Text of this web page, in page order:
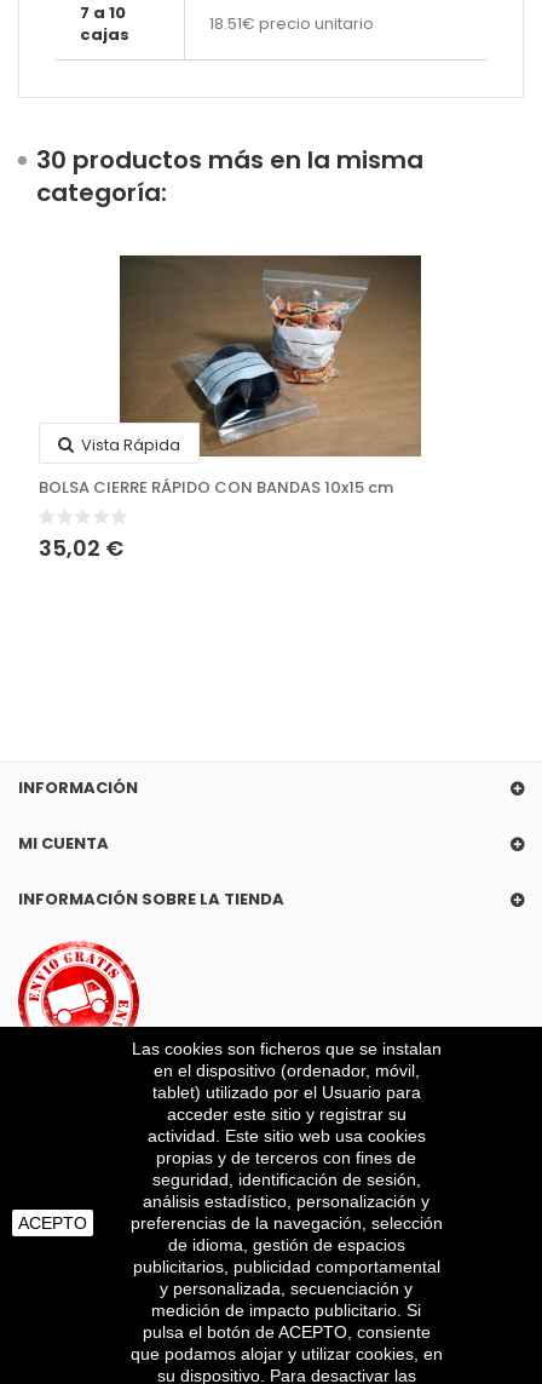
7 a 10
cajas
18.51€ precio unitario
30 productos más en la misma
categoría:
Vista Rápida
BOLSA CIERRE RÁPIDO CON BANDAS 10x15 cm
35,02 €
INFORMACIÓN
MI CUENTA
INFORMACIÓN SOBRE LA TIENDA
SUSCRÍBETE A NUESTRO BOLETÍN
Obtenga las últimas ofertas y ofertas especiales
REGÍSTRATE
ACEPTO
Las cookies son ficheros que se instalan
en el dispositivo (ordenador, móvil,
tablet) utilizado por el Usuario para
acceder este sitio y registrar su
actividad. Este sitio web usa cookies
propias y de terceros con fines de
seguridad, identificación de sesión,
análisis estadístico, personalización y
preferencias de la navegación, selección
de idioma, gestión de espacios
publicitarios, publicidad comportamental
y personalizada, secuenciación y
medición de impacto publicitario. Si
pulsa el botón de ACEPTO, consiente
que podamos alojar y utilizar cookies, en
su dispositivo. Para desactivar las
BEEDIGITAL